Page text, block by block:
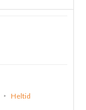
Heltid